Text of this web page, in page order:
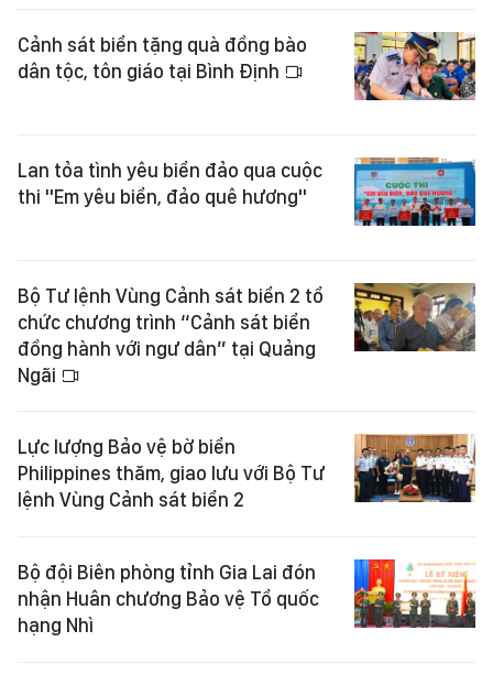
Cảnh sát biển tặng quà đồng bào
dân tộc, tôn giáo tại Bình Định
Lan tỏa tình yêu biển đảo qua cuộc
thi "Em yêu biển, đảo quê hương"
Bộ Tư lệnh Vùng Cảnh sát biển 2 tổ
chức chương trình “Cảnh sát biển
đồng hành với ngư dân” tại Quảng
Ngãi
Lực lượng Bảo vệ bờ biển
Philippines thăm, giao lưu với Bộ Tư
lệnh Vùng Cảnh sát biển 2
Bộ đội Biên phòng tỉnh Gia Lai đón
nhận Huân chương Bảo vệ Tổ quốc
hạng Nhì